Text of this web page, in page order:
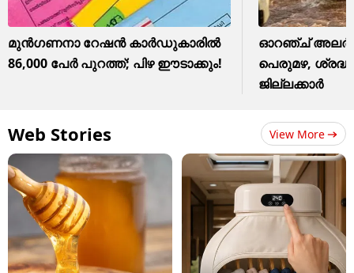
മുൻഗണനാ റേഷൻ കാർഡുകാരിൽ
86,000 പേർ പുറത്ത്; പിഴ ഈടാക്കും!
ഓറഞ്ച്
പെരുമഴ,
ജില്ലക്കാർ
Web Stories View More